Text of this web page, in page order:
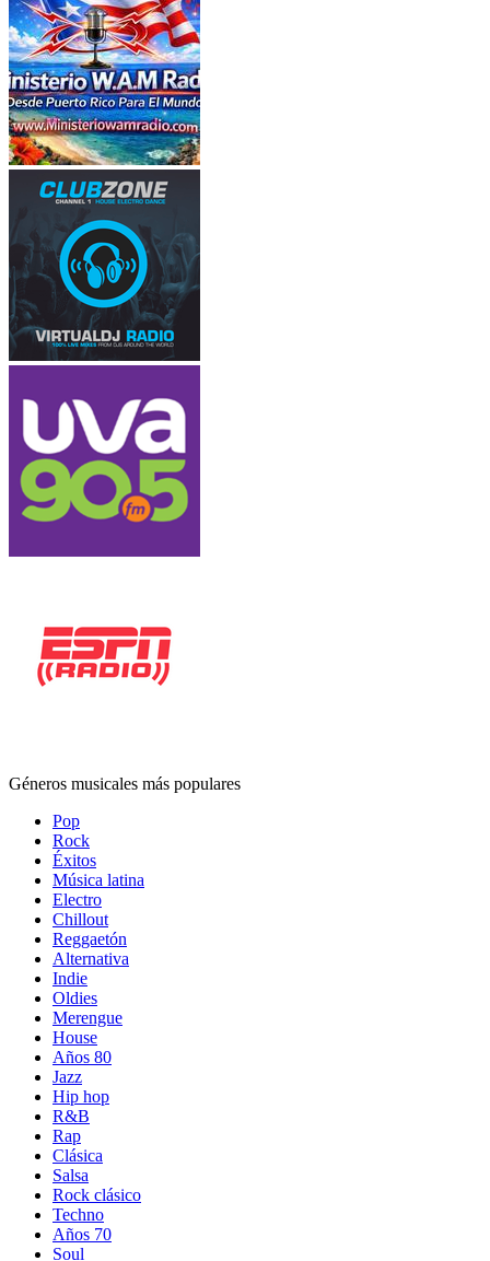
Géneros musicales más populares
Pop
Rock
Éxitos
Música latina
Electro
Chillout
Reggaetón
Alternativa
Indie
Oldies
Merengue
House
Años 80
Jazz
Hip hop
R&B
Rap
Clásica
Salsa
Rock clásico
Techno
Años 70
Soul